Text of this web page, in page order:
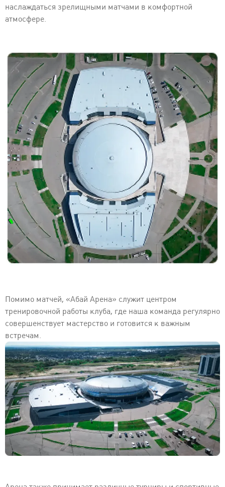
наслаждаться зрелищными матчами в комфортной
атмосфере.
Помимо матчей, «Абай Арена» служит центром
тренировочной работы клуба, где наша команда регулярно
совершенствует мастерство и готовится к важным
встречам.